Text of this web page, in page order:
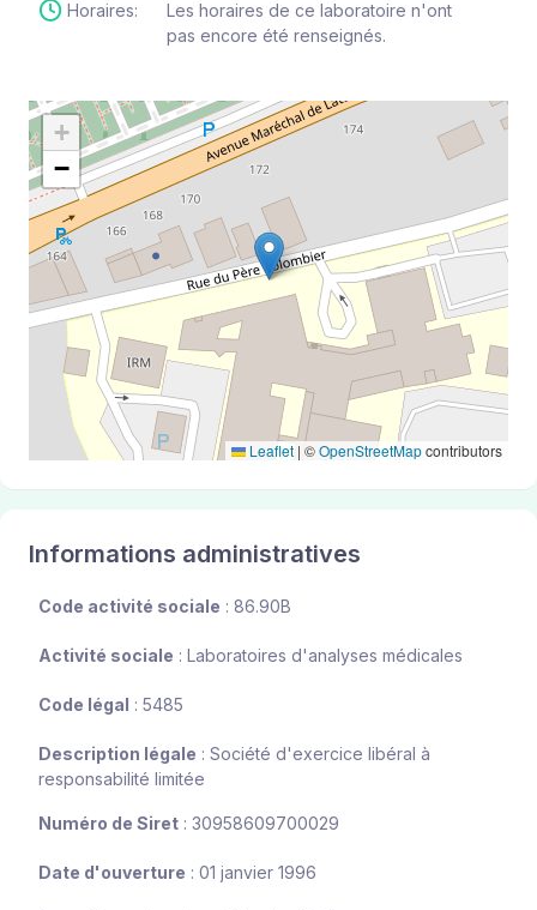
Horaires:
Les horaires de ce laboratoire n'ont
pas encore été renseignés.
+
−
Leaflet | ©OpenStreetMapcontributors
Informations administratives
Code activité sociale : 86.90B
Activité sociale : Laboratoires d'analyses médicales
Code légal : 5485
Description légale : Société d'exercice libéral à
responsabilité limitée
Numéro de Siret : 30958609700029
Date d'ouverture : 01 janvier 1996